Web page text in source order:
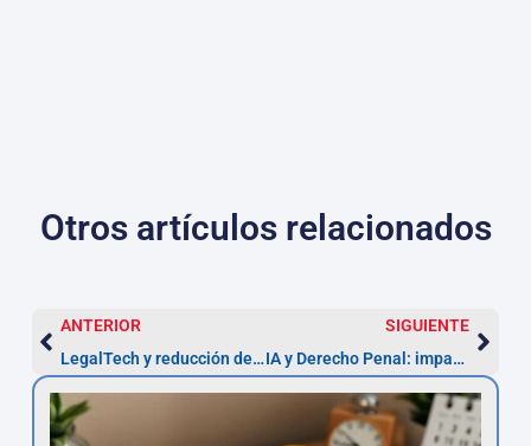
Otros artículos relacionados
ANTERIOR
LegalTech y reducción de costes en procesos legales
SIGUIENTE
IA y Derecho Penal: impacto, riesgos y pasos (2026)